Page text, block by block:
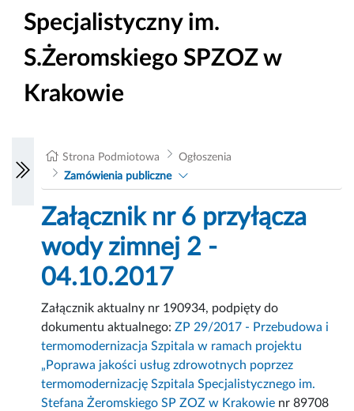
Specjalistyczny im.
S.Żeromskiego SPZOZ w
Krakowie
Strona Podmiotowa
Ogłoszenia
Zamówienia publiczne
Załącznik nr 6 przyłącza
wody zimnej 2 -
04.10.2017
Załącznik aktualny nr 190934, podpięty do
dokumentu aktualnego:ZP 29/2017 - Przebudowa i
termomodernizacja Szpitala w ramach projektu
„Poprawa jakości usług zdrowotnych poprzez
termomodernizację Szpitala Specjalistycznego im.
Stefana Żeromskiego SP ZOZ w Krakowie nr 89708